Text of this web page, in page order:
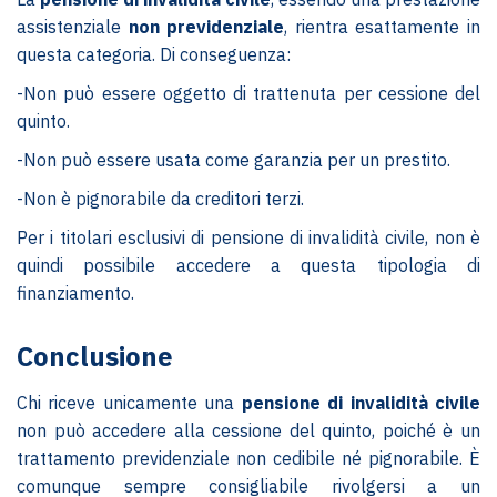
assistenziale non previdenziale, rientra esattamente in
questa categoria. Di conseguenza:
-Non può essere oggetto di trattenuta per cessione del
quinto.
-Non può essere usata come garanzia per un prestito.
-Non è pignorabile da creditori terzi.
Per i titolari esclusivi di pensione di invalidità civile, non è
quindi possibile accedere a questa tipologia di
finanziamento.
Conclusione
Chi riceve unicamente una pensione di invalidità civile
non può accedere alla cessione del quinto, poiché è un
trattamento previdenziale non cedibile né pignorabile. È
comunque sempre consigliabile rivolgersi a un